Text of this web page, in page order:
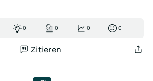
0 0 0 0
Zitieren